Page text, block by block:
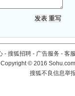
- 搜狐招聘 - 广告服务 - 客
Copyright©2016
搜狐不良信息举